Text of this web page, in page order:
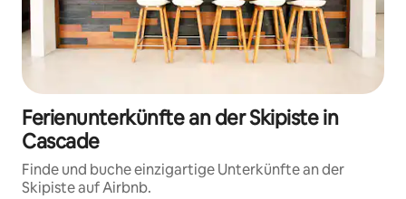
Ferienunterkünfte an der Skipiste in
Cascade
Finde und buche einzigartige Unterkünfte an der
Skipiste auf Airbnb.